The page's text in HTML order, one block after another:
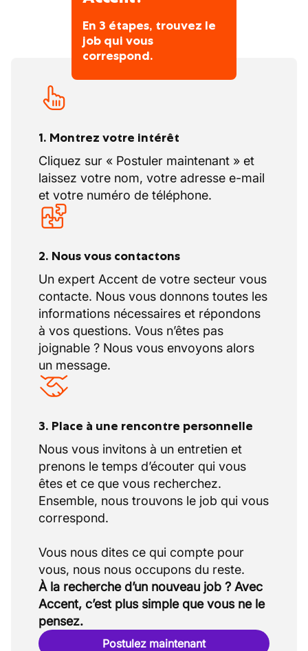
techniques pour limiter les interruptions
Collaboration & communication
Collaborer étroitement avec les
techniciens de maintenance terrain, les
(IT, Operations, Facility, Controlling,
Commercial & Supply)
Assurer une communication claire et
fluide pour la coordination des
interventions
Gestion de stock
l’atelier
Garantir la disponibilité des pièces
nécessaires aux interventions
Préparer les commandes destinées aux
techniciens terrain
Amélioration continue
Proposer des idées pour optimiser les
processus techniques et l’efficacité
Participer à l’introduction de nouvelles
technologies et bonnes pratiques
En 3 étapes, trouvez le
job qui vous
correspond.
1. Montrez votre intérêt
Cliquez sur « Postuler maintenant » et
laissez votre nom, votre adresse e-mail
et votre numéro de téléphone.
2. Nous vous contactons
Un expert Accent de votre secteur vous
contacte. Nous vous donnons toutes les
informations nécessaires et répondons
à vos questions. Vous n’êtes pas
joignable ? Nous vous envoyons alors
un message.
3. Place à une rencontre personnelle
Nous vous invitons à un entretien et
prenons le temps d’écouter qui vous
êtes et ce que vous recherchez.
Ensemble, nous trouvons le job qui vous
correspond.
Vous nous dites ce qui compte pour
À la recherche d’un nouveau job ? Avec
Accent, c’est plus simple que vous ne le
pensez.
Postulez maintenant